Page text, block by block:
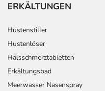
ERKÄLTUNGEN
Hustenstiller
Hustenlöser
Halsschmerztabletten
Erkältungsbad
Meerwasser Nasenspray